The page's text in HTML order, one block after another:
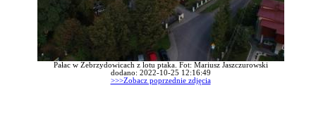
Pałac w Zebrzydowicach z lotu ptaka. Fot: Mariusz Jaszczurowski
dodano: 2022-10-25 12:16:49
>>>Zobacz poprzednie zdjęcia